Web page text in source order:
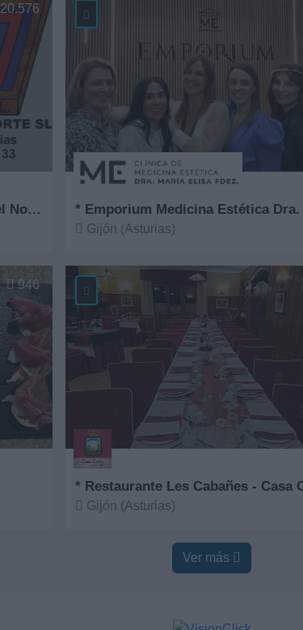
* COSENO Comercial Serigráfica del Norte
20.576
Gijón (Asturias)
Ver más
946
Gijón (Asturias)
Ver más